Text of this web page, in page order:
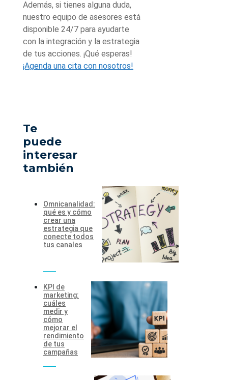
Además, si tienes alguna duda,
nuestro equipo de asesores está
disponible 24/7 para ayudarte
con la integración y la estrategia
de tus acciones. ¡Qué esperas!
¡Agenda una cita con nosotros!
Te
puede
interesar
también
Omnicanalidad:
qué es y cómo
crear una
estrategia que
conecte todos
tus canales
KPI de
marketing:
cuáles
medir y
cómo
mejorar el
rendimiento
de tus
campañas